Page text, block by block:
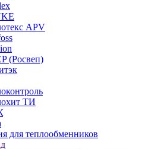
APV
(Росвеп)
ТИ
для теплообменников